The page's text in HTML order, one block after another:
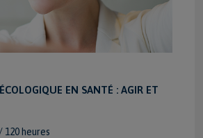
EN SANTÉ : AGIR ET
120 heures